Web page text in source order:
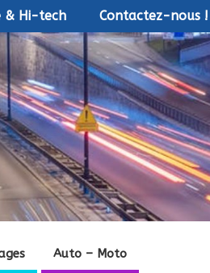
& Hi-tech Contactez-nous !
Auto – Moto